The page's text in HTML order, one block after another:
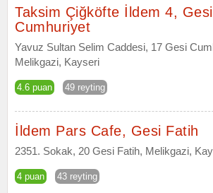
Taksim Çiğköfte İldem 4, Gesi
Cumhuriyet
Yavuz Sultan Selim Caddesi, 17 Gesi
Melikgazi, Kayseri
4.6 puan 49 reyting
İldem Pars Cafe, Gesi Fatih
2351. Sokak, 20 Gesi Fatih, Melikgazi,
4 puan 43 reyting